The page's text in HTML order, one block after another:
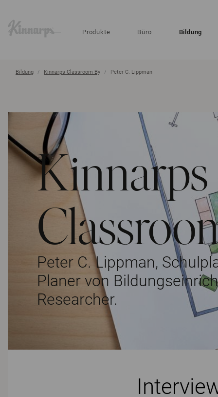
Produkte Büro Bildung
Bildung Kinnarps Classroom By Peter C. Lippman
Kinnarps
Peter C. Lippman,
Planer von
Researcher.